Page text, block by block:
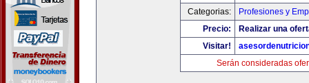
Categorias:
Profesiones y
Precio:
Realizar una
Visitar!
Serán consideradas